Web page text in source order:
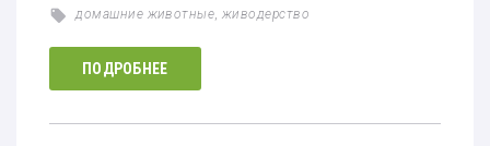
домашние животные,живодерство
ПОДРОБНЕЕ